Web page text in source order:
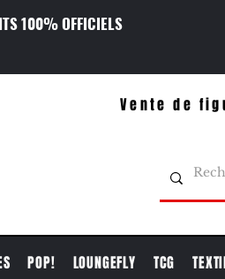
100% OFFICIELS
Vente de
POP! LOUNGEFLY TCG